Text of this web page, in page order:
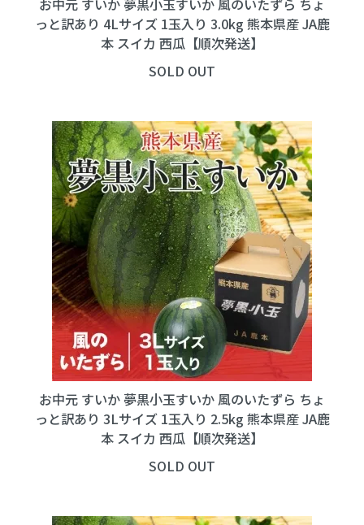
っと訳あり 4Lサイズ 1玉入り 3.0kg 熊本県産 JA鹿
本 スイカ 西瓜【順次発送】
SOLD OUT
お中元 すいか 夢黒小玉すいか 風のいたずら ちょ
っと訳あり 3Lサイズ 1玉入り 2.5kg 熊本県産 JA鹿
本 スイカ 西瓜【順次発送】
SOLD OUT